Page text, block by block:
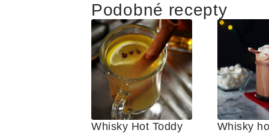
Podobné recepty
Whisky Hot Toddy Whisky